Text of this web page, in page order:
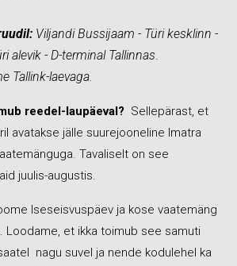
Viljandi Bussijaam - Türi kesklinn -
alevik - D-terminal Tallinnas.
Tallink-laevaga.
reedel-laupäeval? Sellepärast, et
avatakse jälle suurejooneline Imatra
Tavaliselt on see
juulis-augustis.
Iseseisvuspäev ja kose vaatemäng
Loodame, et ikka toimub see samuti
nagu suvel ja nende kodulehel ka